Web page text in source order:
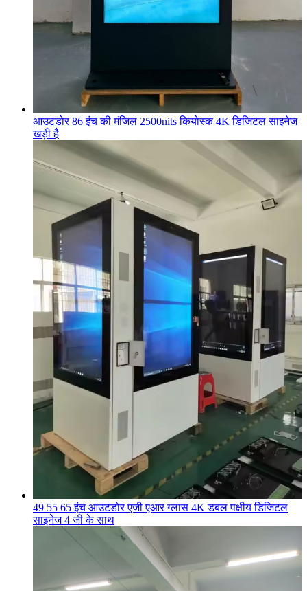
आउटडोर 86 इंच की मंजिल 2500nits कियोस्क 4K डिजिटल साइनेज
खड़ी है
49 55 65 इंच आउटडोर एजी एआर ग्लास 4K डबल पक्षीय डिजिटल
साइनेज 4 जी के साथ